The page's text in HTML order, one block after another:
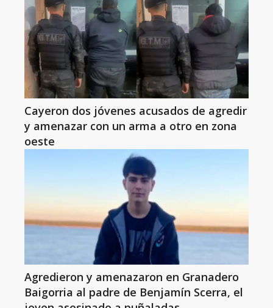
Cayeron dos jóvenes acusados de agredir
y amenazar con un arma a otro en zona
oeste
Agredieron y amenazaron en Granadero
Baigorria al padre de Benjamín Scerra, el